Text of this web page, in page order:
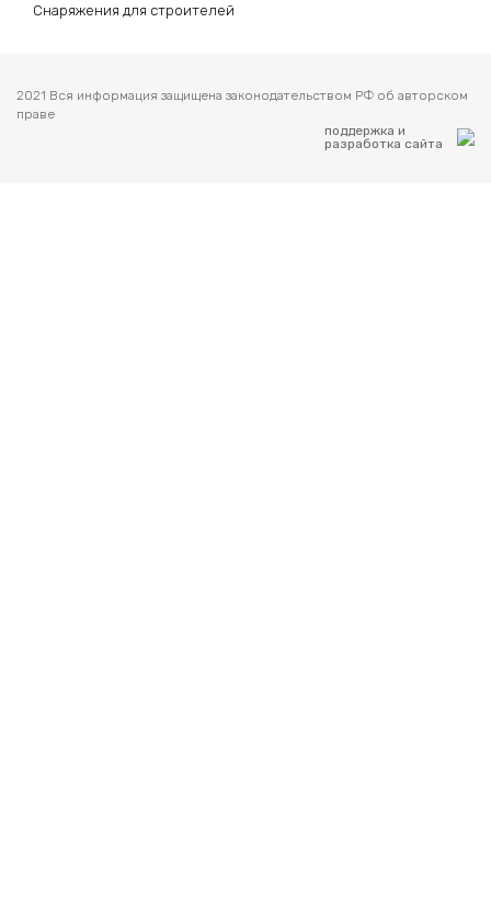
Снаряжения для строителей
2021 Вся информация защищена законодательством РФ об авторском
праве
поддержка и
разработка сайта